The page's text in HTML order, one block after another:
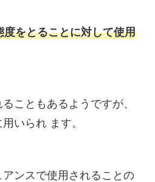
をとることに対して使用
こともあるようですが、
いられ ます。
アンスで使用されることの